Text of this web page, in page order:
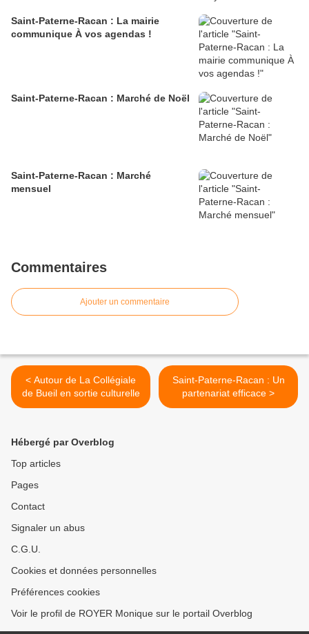
Saint-Paterne-Racan : La mairie
communique À vos agendas !
Saint-Paterne-Racan : Marché de Noël
Saint-Paterne-Racan : Marché
mensuel
Commentaires
Ajouter un commentaire
< Autour de La Collégiale
de Bueil en sortie culturelle
Saint-Paterne-Racan : Un
partenariat efficace >
Hébergé par Overblog
Top articles
Pages
Contact
Signaler un abus
C.G.U.
Cookies et données personnelles
Préférences cookies
Voir le profil de ROYER Monique sur le portail Overblog